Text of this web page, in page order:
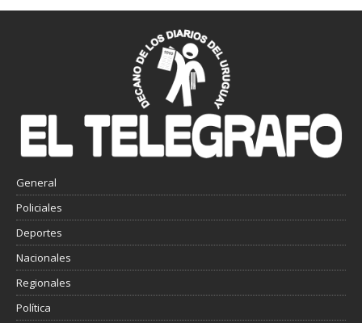
General
Policiales
Deportes
Nacionales
Regionales
Política